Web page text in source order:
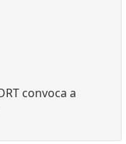
convoca a